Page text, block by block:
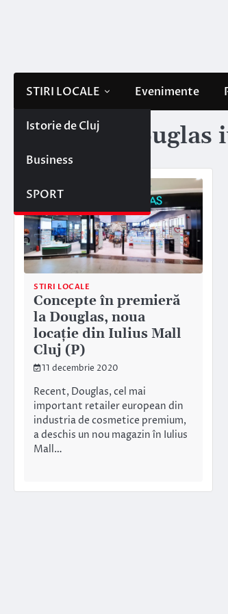
STIRI LOCALE
Istorie de Cluj
Business
SPORT
Evenimente
Etichetă:
STIRI LOCALE
Concepte în premieră
la Douglas, noua
locație din Iulius Mall
Cluj (P)
11 decembrie 2020
Recent, Douglas, cel mai
important retailer european din
industria de cosmetice premium,
a deschis un nou magazin în Iulius
Mall…